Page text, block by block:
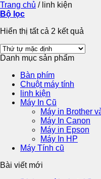
Trang chủ /linh kiện
Bộ lọc
Hiển thị tất cả 2 kết quả
Danh mục sản phẩm
Bàn phím
Chuột máy tính
linh kiện
Máy In Cũ
Máy in Brother
Máy In Canon
Máy in Epson
Máy In HP
Máy Tính cũ
Bài viết mới